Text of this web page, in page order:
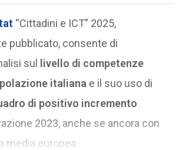
“Cittadini e ICT” 2025,
pubblicato, consente di
sul livello di competenze
italiana e il suo uso di
di positivo incremento
2023, anche se ancora con
media europea.